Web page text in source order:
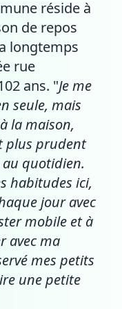
réside à
de repos
longtemps
rue
ans. "Je me
seule, mais
la maison,
plus prudent
quotidien.
habitudes ici,
jour avec
mobile et à
avec ma
mes petits
une petite